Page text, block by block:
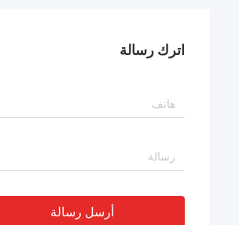
اترك رسالة
أرسل رسالة